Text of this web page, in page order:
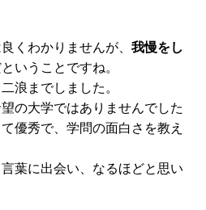
くわかりませんが、 我慢をし
いうことですね。
浪までしました。
の大学ではありませんでした
優秀で、学問の面白さを教え
葉に出会い、なるほどと思い